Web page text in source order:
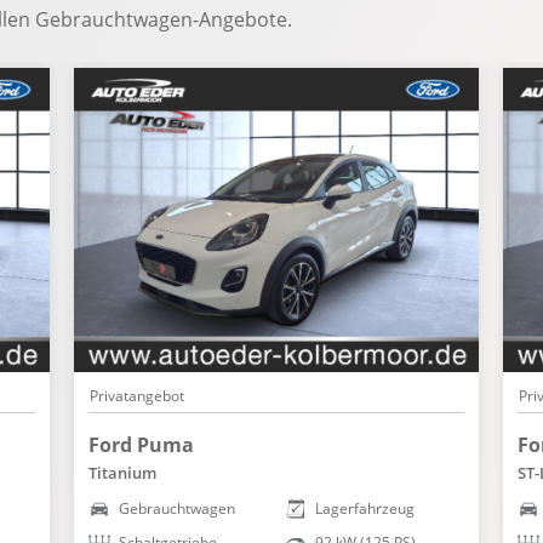
Gebrauchtwagen-Angebote.
Privatangebot
Ford Puma
Titanium
Gebrauchtwagen
Lagerfahrzeug